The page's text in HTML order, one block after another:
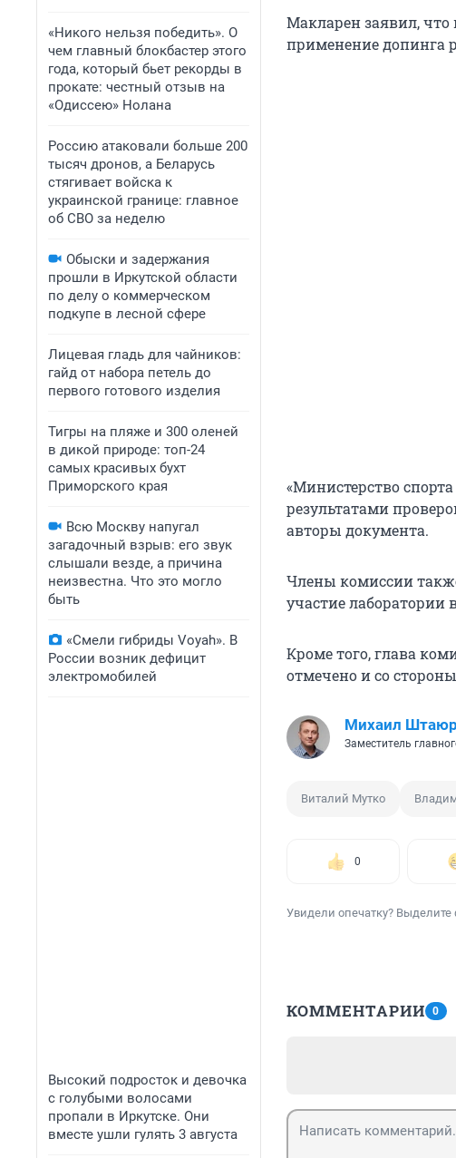
«Никого нельзя победить». О
чем главный блокбастер этого
года, который бьет рекорды в
прокате: честный отзыв на
«Одиссею» Нолана
Россию атаковали больше 200
тысяч дронов, а Беларусь
стягивает войска к
украинской границе: главное
об СВО за неделю
Обыски и задержания
прошли в Иркутской области
по делу о коммерческом
подкупе в лесной сфере
Лицевая гладь для чайников:
гайд от набора петель до
первого готового изделия
Тигры на пляже и 300 оленей
в дикой природе: топ-24
самых красивых бухт
Приморского края
Всю Москву напугал
загадочный взрыв: его звук
слышали везде, а причина
неизвестна. Что это могло
быть
«Смели гибриды Voyah». В
России возник дефицит
электромобилей
Высокий подросток и девочка
с голубыми волосами
пропали в Иркутске. Они
вместе ушли гулять 3 августа
Макларен заявил, что
применение допинга
«Министерство
результатами
авторы документа.
Члены комиссии
участие лаборатории
Кроме того, глава
отмечено и со
Михаил
Заместитель
Виталий Мутко
0
Увидели опечатку?
КОММЕНТАРИИ 0